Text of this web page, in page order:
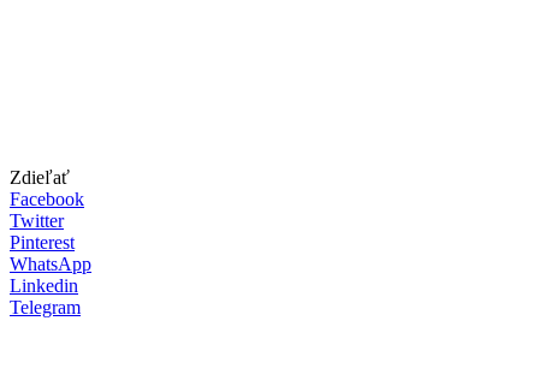
Zdieľať
Facebook
Twitter
Pinterest
WhatsApp
Linkedin
Telegram